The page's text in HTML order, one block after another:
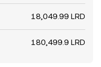
18,049.99 LRD
180,499.9 LRD